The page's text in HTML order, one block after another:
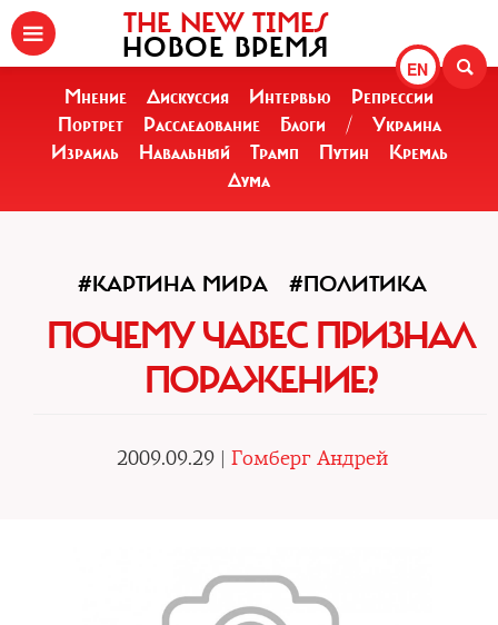
EN
THE NEW TIMES
НОВОЕ ВРЕМЯ
Мнение Дискуссия Интервью
Репрессии
Портрет
Расследование Блоги /
Украина
Израиль
Навальный Трамп Путин
Кремль
Дума
#КАРТИНА МИРА #ПОЛИТИКА
ПОЧЕМУ ЧАВЕС ПРИЗНАЛ
ПОРАЖЕНИЕ?
2009.09.29 | Гомберг Андрей